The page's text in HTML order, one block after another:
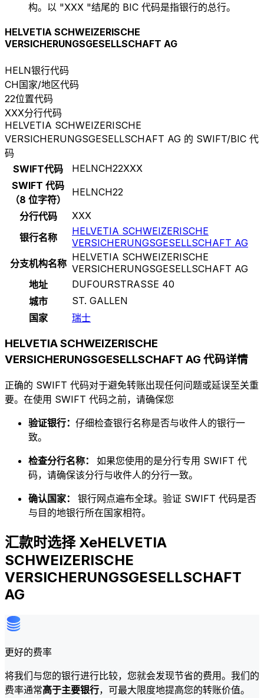
构。以 "XXX "结尾的 BIC 代码是指银行的总行。
HELVETIA SCHWEIZERISCHE
VERSICHERUNGSGESELLSCHAFT AG
HELN银行代码
CH国家/地区代码
22位置代码
XXX分行代码
HELVETIA SCHWEIZERISCHE
VERSICHERUNGSGESELLSCHAFT AG 的 SWIFT/BIC 代
码
SWIFT代码
HELNCH22XXX
SWIFT 代码
（8 位字符）
HELNCH22
分行代码
XXX
银行名称
HELVETIA SCHWEIZERISCHE
VERSICHERUNGSGESELLSCHAFT AG
分支机构名称
HELVETIA SCHWEIZERISCHE
VERSICHERUNGSGESELLSCHAFT AG
地址
DUFOURSTRASSE 40
城市
ST. GALLEN
国家
瑞士
HELVETIA SCHWEIZERISCHE
VERSICHERUNGSGESELLSCHAFT AG 代码详情
正确的 SWIFT 代码对于避免转账出现任何问题或延误至关重
要。在使用 SWIFT 代码之前，请确保您
验证银行： 仔细检查银行名称是否与收件人的银行一
致。
检查分行名称： 如果您使用的是分行专用 SWIFT 代
码，请确保该分行与收件人的分行一致。
确认国家： 银行网点遍布全球。验证 SWIFT 代码是否
与目的地银行所在国家相符。
汇款时选择 XeHELVETIA
SCHWEIZERISCHE
VERSICHERUNGSGESELLSCHAFT
AG
更好的费率
将我们与您的银行进行比较，您就会发现节省的费用。我们的
费率通常高于主要银行，可最大限度地提高您的转账价值。